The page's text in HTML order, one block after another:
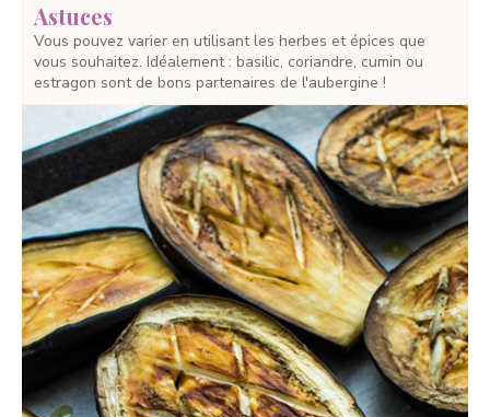
Astuces
Vous pouvez varier en utilisant les herbes et épices que
vous souhaitez. Idéalement : basilic, coriandre, cumin ou
estragon sont de bons partenaires de l'aubergine !